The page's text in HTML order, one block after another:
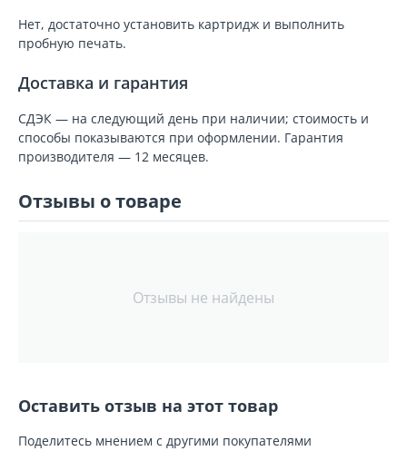
Нет, достаточно установить картридж и выполнить
пробную печать.
Доставка и гарантия
СДЭК — на следующий день при наличии; стоимость и
способы показываются при оформлении. Гарантия
производителя — 12 месяцев.
Отзывы о товаре
Отзывы не найдены
Оставить отзыв на этот товар
Поделитесь мнением с другими покупателями